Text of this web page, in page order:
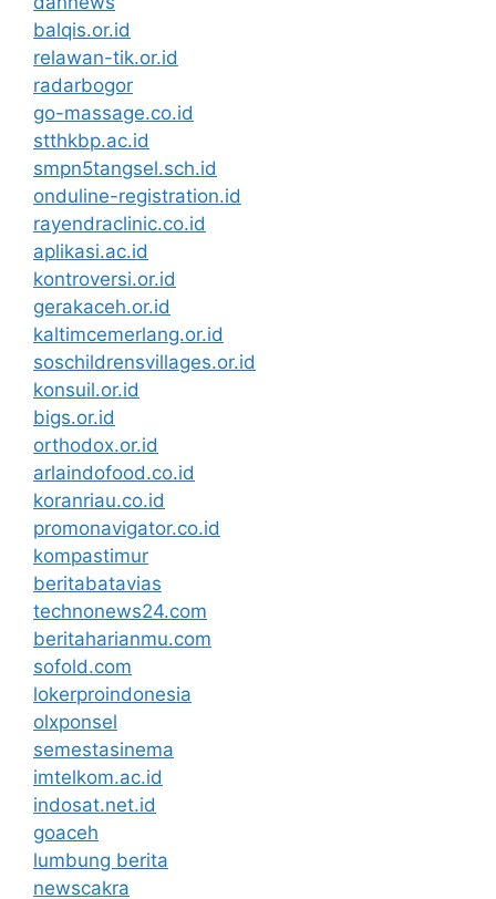
balqis.or.id
relawan-tik.or.id
radarbogor
go-massage.co.id
stthkbp.ac.id
smpn5tangsel.sch.id
onduline-registration.id
rayendraclinic.co.id
aplikasi.ac.id
kontroversi.or.id
gerakaceh.or.id
kaltimcemerlang.or.id
soschildrensvillages.or.id
konsuil.or.id
bigs.or.id
orthodox.or.id
arlaindofood.co.id
koranriau.co.id
promonavigator.co.id
kompastimur
beritabatavias
technonews24.com
beritaharianmu.com
sofold.com
lokerproindonesia
olxponsel
semestasinema
imtelkom.ac.id
indosat.net.id
goaceh
lumbung berita
newscakra